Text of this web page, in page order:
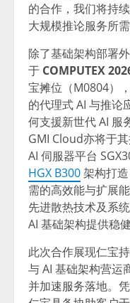
的合作，我们将持
大规模推论服务所
除了基础架构部署
于 COMPUTEX
宝摊位（M0804）
的代理式 AI 与推论
何支援新世代 AI 服
GMI Cloud亦将于
AI 伺服器平台
HGX B300架构打
需的高效能与扩展
先进散热技术及系
AI 基础架构提供稳健
此次合作展现仁宝
与 AI 基础架构营运
并加速服务落地。